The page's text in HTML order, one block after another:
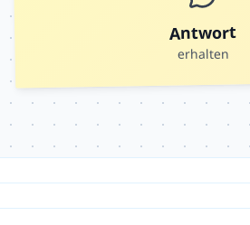
Antwort
erhalten